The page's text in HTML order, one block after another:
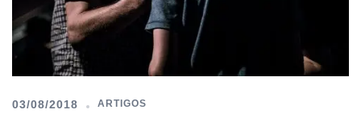
03/08/2018 ARTIGOS